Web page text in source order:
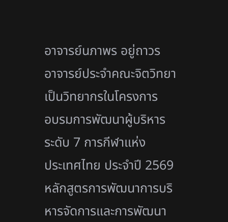
อาจารย์นภาพร อยู่ถาวร
อาจารย์ประจำคณะจิตวิทยา
เป็นวิทยากรในโครงการ
อบรมการพัฒนาผู้บริหาร
ระดับ 7 การกีฬาแห่ง
ประเทศไทย ประจำปี 2569
หลักสูตรการพัฒนาการบริ
หารจัดการและการพัฒนา